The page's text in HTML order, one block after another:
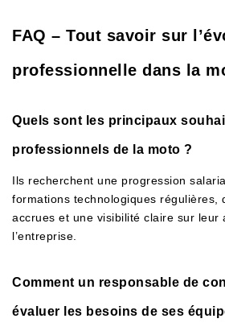
FAQ – Tout savoir sur
professionnelle dans la
Quels sont les principaux
professionnels de la moto ?
Ils recherchent une progression
formations technologiques régulières,
accrues et une visibilité claire sur leur
l’entreprise.
Comment un responsable de
évaluer les besoins de ses